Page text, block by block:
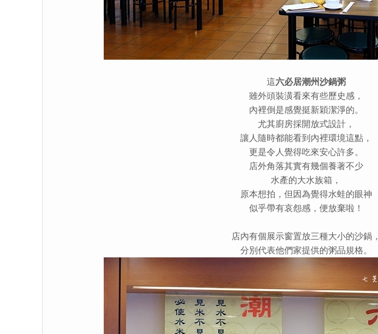
這六必居潮州沙鍋粥
雖外頭裝潢看來有些歷史感，
內裡倒是感覺挺新穎潔淨的。
尤其廚房採開放式設計，
讓人隨時都能看到內裡環境這點，
更是令人覺得吃來安心許多。
店外角落其實有幾個養著不少
水產的大水族箱，
原本想拍，但因為覺得水蛙的眼神
似乎帶有哀怨感，便放棄啦！
店內有個展示窗置放三種大小的沙鍋，
分別代表他們家提供的粥品規格。